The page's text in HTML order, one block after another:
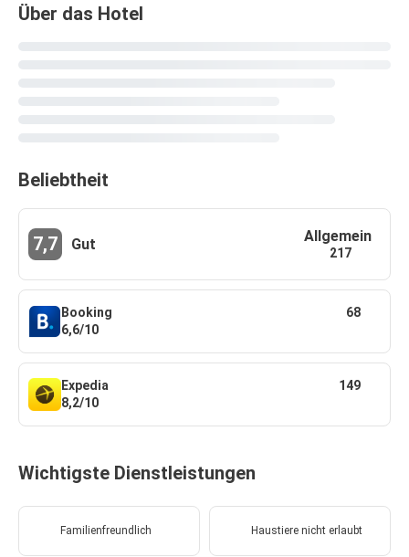
Über das Hotel
Beliebtheit
7,7 Gut Allgemein
217
Booking
6,6/10
68
Expedia
8,2/10
149
Wichtigste Dienstleistungen
Familienfreundlich Haustiere nicht erlaubt